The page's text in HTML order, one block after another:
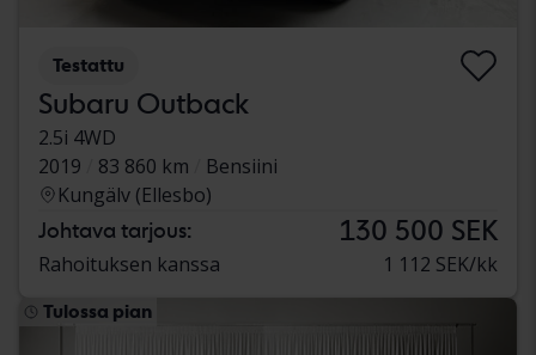
Testattu
Subaru Outback
2.5i 4WD
2019
83 860 km
Bensiini
Kungälv (Ellesbo)
Johtava tarjous: 130 500 SEK
Rahoituksen kanssa 1 112 SEK/kk
Tulossa pian